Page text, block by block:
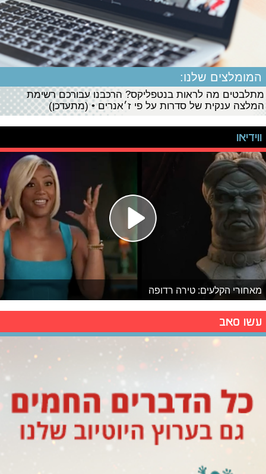
המומלצים שלנו:
מתלבטים מה לראות בנטפליקס? הרכבנו עבורכם רשימת
המלצה ענקית של סדרות על פי ז׳אנרים • (מתעדכן)
ווידיאו
מאחורי הקלעים: טירה רדופה
עשו סאב